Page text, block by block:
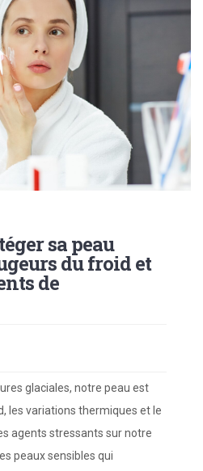
sa peau
du froid et
de
glaciales, notre peau est
les variations thermiques et le
agents stressants sur notre
peaux sensibles qui